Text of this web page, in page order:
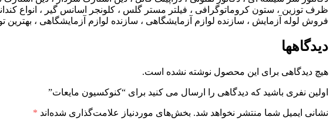
ظرف توزین ، ستون کروماتوگرافی ، فیلتر مستر گلس ، کلونجر اسانس گیر ، انواع
فروش لوله آزمایش ، سازنده لوازم آزمایشگاهی ، سازنده لوازم آزمایشگاهی ،
دیدگاهها
هیچ دیدگاهی برای این محصول نوشته نشده است.
اولین نفری باشید که دیدگاهی را ارسال می کنید برای “کنوکسیون مایعات”
نشانی ایمیل شما منتشر نخواهد شد. بخش‌های موردنیاز علامت‌گذاری شده‌اند *